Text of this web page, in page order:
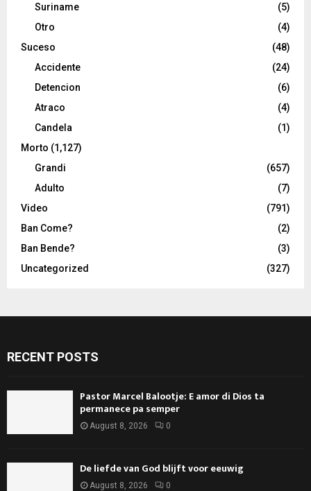
Suriname
(5)
Otro
(4)
Suceso
(48)
Accidente
(24)
Detencion
(6)
Atraco
(4)
Candela
(1)
Morto (1,127)
Grandi
(657)
Adulto
(7)
Video
(791)
Ban Come?
(2)
Ban Bende?
(3)
Uncategorized
(327)
RECENT POSTS
Pastor Marcel Balootje: E amor di Dios ta
permanece pa semper
August 8, 2026 0
De liefde van God blijft voor eeuwig
August 8, 2026 0